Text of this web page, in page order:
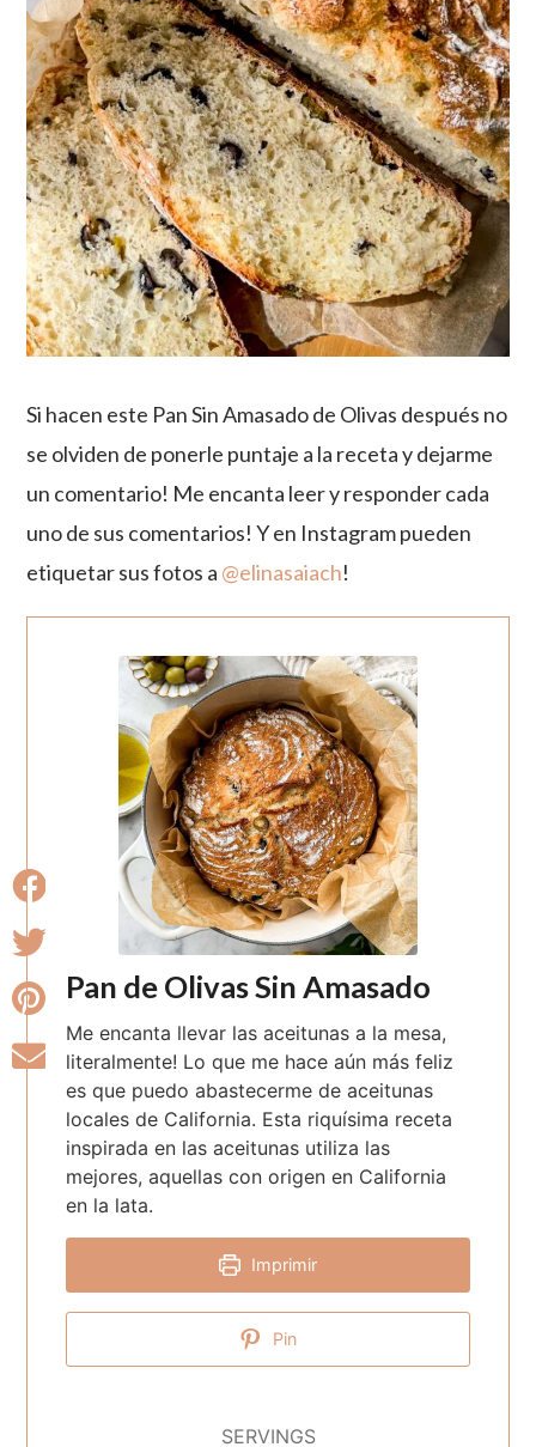
Si hacen este Pan Sin Amasado de Olivas después no
se olviden de ponerle puntaje a la receta y dejarme
un comentario! Me encanta leer y responder cada
uno de sus comentarios! Y en Instagram pueden
etiquetar sus fotos a @elinasaiach!
Pan de Olivas Sin Amasado
Me encanta llevar las aceitunas a la mesa,
literalmente! Lo que me hace aún más feliz
es que puedo abastecerme de aceitunas
locales de California. Esta riquísima receta
inspirada en las aceitunas utiliza las
mejores, aquellas con origen en California
en la lata.
Imprimir
Pin
SERVINGS